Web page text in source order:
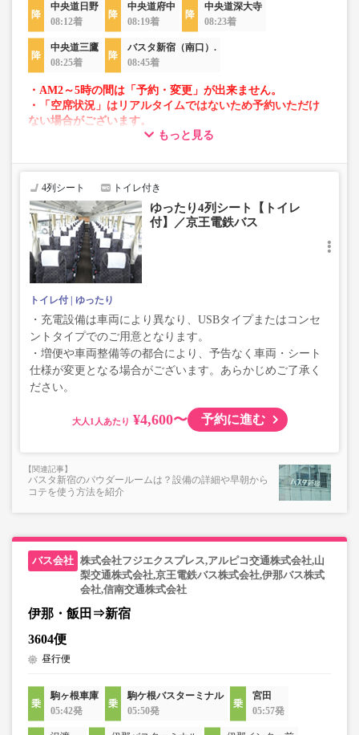
中央道日野
08:12着
中央道府中
08:19着
中央道深大寺
08:23着
中央道三鷹
08:25着
バスタ新宿（南口）.
08:45着
・AM2～5時の間は「予約・変更」が出来ません。
・「空席状況」はリアルタイムではないため予約いただけ
ない場合がございます。
・車両は予告なく変更となる場合がございます。これに伴
で、あらかじめご了承ください。
もっと見る
4列シート トイレ付き
ゆったり4列シート【トイレ
付】／京王電鉄バス
トイレ付 ゆったり
・充電設備は車両により異なり、USBタイプまたはコンセ
ントタイプでのご用意となります。
・増便や車両整備等の都合により、予告なく車両・シート
仕様が変更となる場合がございます。あらかじめご了承く
ださい。
大人 ¥4,600〜 予約に進む
バスタ新宿のパウダールームは？設備の詳細や早朝から
コテを使う方法を紹介
株式会社フジエクスプレス,アルピコ交通株式会社,山
梨交通株式会社,京王電鉄バス株式会社,伊那バス株式
会社,信南交通株式会社
伊那・飯田⇒新宿
3604便
昼行便
駒ヶ根車庫
05:42発
駒ケ根バスターミナル
05:50発
宮田
05:57発